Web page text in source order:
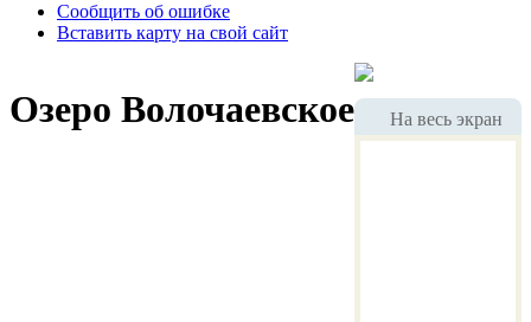
Сообщить об ошибке
Вставить карту на свой сайт
Озеро Волочаевское На весь экран